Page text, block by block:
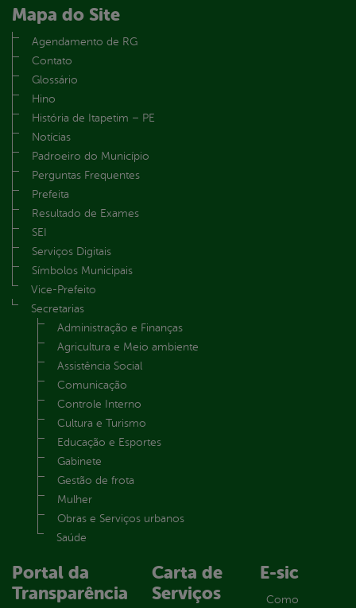
Mapa do Site
Agendamento de RG
Contato
Glossário
Hino
História de Itapetim – PE
Notícias
Padroeiro do Município
Perguntas Frequentes
Prefeita
Resultado de Exames
SEI
Serviços Digitais
Símbolos Municipais
Vice-Prefeito
Secretarias
Administração e Finanças
Agricultura e Meio ambiente
Assistência Social
Comunicação
Controle Interno
Cultura e Turismo
Educação e Esportes
Gabinete
Gestão de frota
Mulher
Obras e Serviços urbanos
Saúde
Portal da
Transparência
Carta de
Serviços
E-sic
Como